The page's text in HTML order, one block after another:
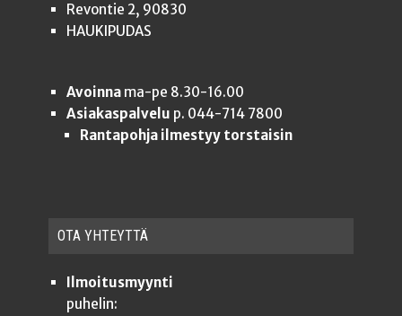
Revontie 2, 90830
HAUKIPUDAS
Avoinnama-pe 8.30-16.00
Asiakaspalvelu p. 044-714 7800
Rantapohja ilmestyy torstaisin
OTA YHTEYT­TÄ
Ilmoitusmyynti
puhelin: